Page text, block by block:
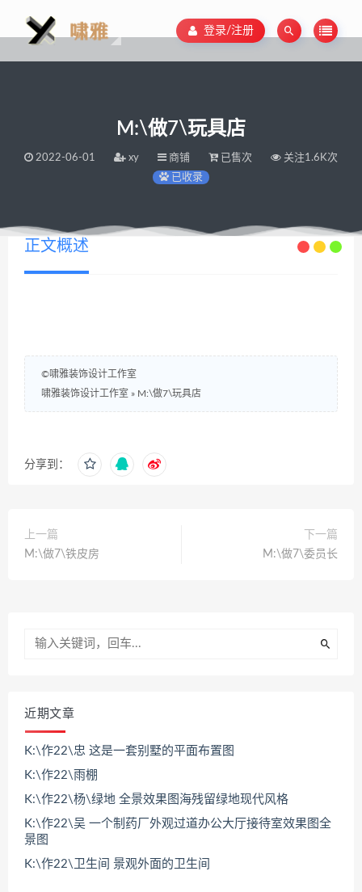
登录/注册
M:\做7\玩具店
2022-06-01 xy 商铺 已售次
关注1.6K次
已收录
正文概述
©啸雅装饰设计工作室
啸雅装饰设计工作室 » M:\做7\玩具店
分享到：
上一篇
M:\做7\铁皮房
下一篇
M:\做7\委员长
近期文章
K:\作22\忠 这是一套别墅的平面布置图
K:\作22\雨棚
K:\作22\杨\绿地 全景效果图海残留绿地现代风格
K:\作22\吴 一个制药厂外观过道办公大厅接待室效果图全
景图
K:\作22\卫生间 景观外面的卫生间